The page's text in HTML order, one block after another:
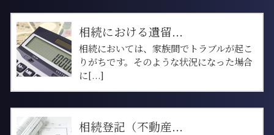
相続における遺留...
相続においては、家族間でトラブルが起こ
りがちです。そのような状況になった場合
に[...]
相続登記（不動産...